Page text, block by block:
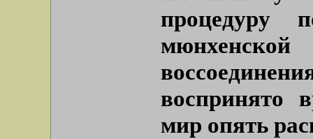
процедуру
воспринято
мир опять